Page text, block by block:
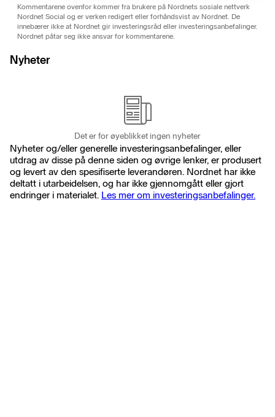
Kommentarene ovenfor kommer fra brukere på Nordnets sosiale nettverk
Nordnet Social og er verken redigert eller forhåndsvist av Nordnet. De
innebærer ikke at Nordnet gir investeringsråd eller investeringsanbefalinger.
Nordnet påtar seg ikke ansvar for kommentarene.
Nyheter
Det er for øyeblikket ingen nyheter
Nyheter og/eller generelle investeringsanbefalinger, eller
utdrag av disse på denne siden og øvrige lenker, er produsert
og levert av den spesifiserte leverandøren. Nordnet har ikke
deltatt i utarbeidelsen, og har ikke gjennomgått eller gjort
endringer i materialet. Les mer om investeringsanbefalinger.